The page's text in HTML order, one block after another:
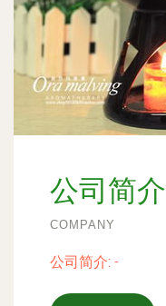
公司简介
COMPANY
公司简介: -